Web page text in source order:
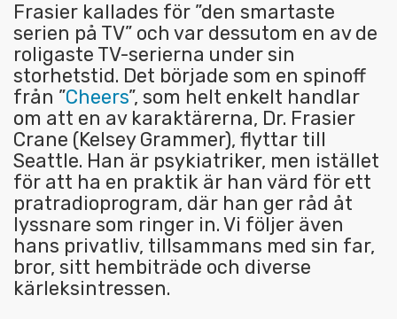
Frasier kallades för ”den smartaste
serien på TV” och var dessutom en av de
roligaste TV-serierna under sin
storhetstid. Det började som en spinoff
från ”Cheers”, som helt enkelt handlar
om att en av karaktärerna, Dr. Frasier
Crane (Kelsey Grammer), flyttar till
Seattle. Han är psykiatriker, men istället
för att ha en praktik är han värd för ett
pratradioprogram, där han ger råd åt
lyssnare som ringer in. Vi följer även
hans privatliv, tillsammans med sin far,
bror, sitt hembiträde och diverse
kärleksintressen.